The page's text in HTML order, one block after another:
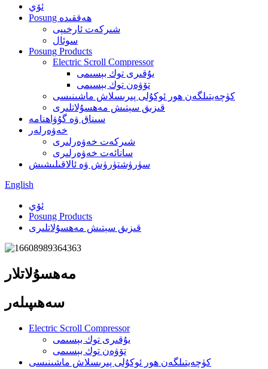
ئۆي
Posung ھەققىدە
شىركەت ئارخىپى
سوئال
Posung Products
Electric Scroll Compressor
يۇقىرى توك بېسىمى
تۆۋەن توك بېسىمى
كۈچەيتىلگەن ھور ئوكۇلى پىرىسلاش ماشىنىسى
قىزىق سېتىش مەھسۇلاتلىرى
سىناق ۋە گۇۋاھنامە
خەۋەرلەر
شىركەت خەۋەرلىرى
سانائەت خەۋەرلىرى
سۈرۈشتۈرۈش ۋە ئالاقىلىشىش
English
ئۆي
Posung Products
قىزىق سېتىش مەھسۇلاتلىرى
مەھسۇلاتلار
سەھىپىلەر
Electric Scroll Compressor
يۇقىرى توك بېسىمى
تۆۋەن توك بېسىمى
كۈچەيتىلگەن ھور ئوكۇلى پىرىسلاش ماشىنىسى